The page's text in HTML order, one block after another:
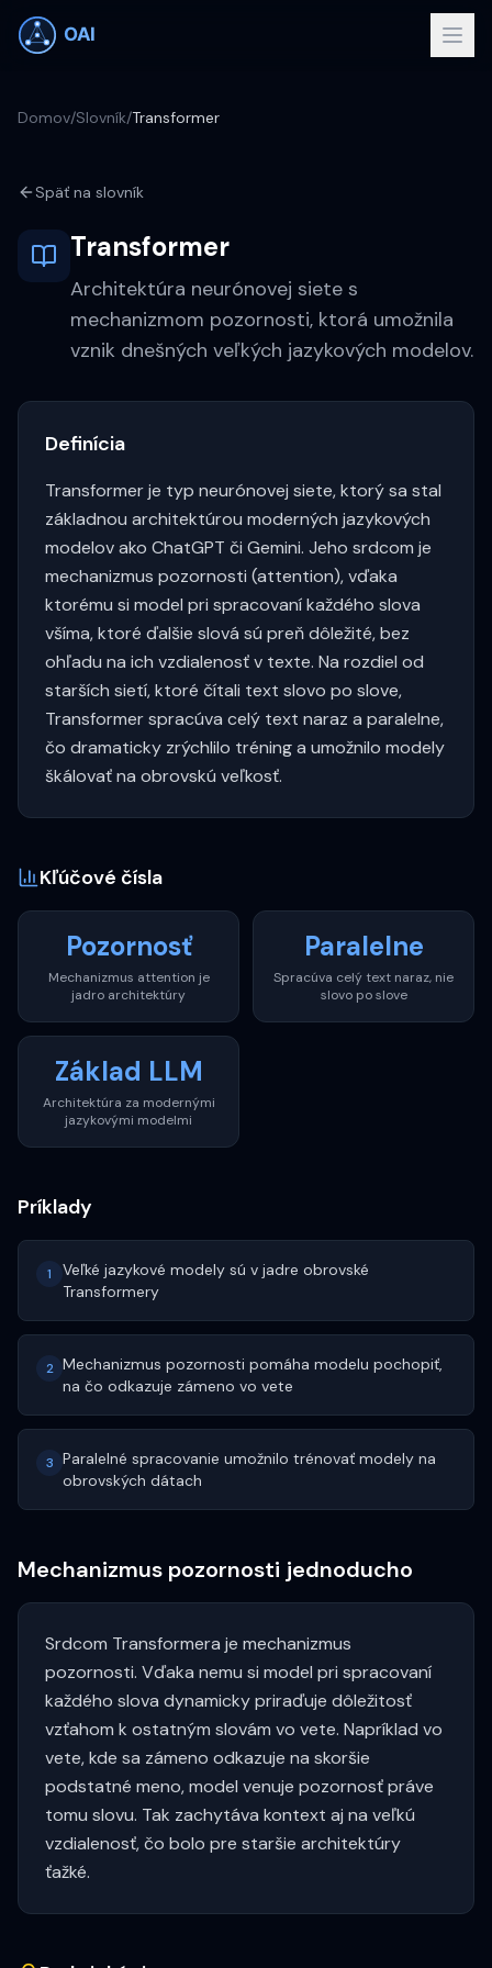
Domov/Slovník/Transformer
Späť na slovník
Transformer
Architektúra neurónovej siete s
mechanizmom pozornosti, ktorá umožnila
vznik dnešných veľkých jazykových modelov.
Definícia
Transformer je typ neurónovej siete, ktorý sa stal
základnou architektúrou moderných jazykových
modelov ako ChatGPT či Gemini. Jeho srdcom je
mechanizmus pozornosti (attention), vďaka
ktorému si model pri spracovaní každého slova
všíma, ktoré ďalšie slová sú preň dôležité, bez
ohľadu na ich vzdialenosť v texte. Na rozdiel od
starších sietí, ktoré čítali text slovo po slove,
Transformer spracúva celý text naraz a paralelne,
čo dramaticky zrýchlilo tréning a umožnilo modely
škálovať na obrovskú veľkosť.
Kľúčové čísla
Pozornosť
Mechanizmus attention je
jadro architektúry
Paralelne
Spracúva celý text naraz, nie
slovo po slove
Základ LLM
Architektúra za modernými
jazykovými modelmi
Príklady
1
Veľké jazykové modely sú v jadre obrovské
Transformery
2 Mechanizmus pozornosti pomáha modelu pochopiť,
na čo odkazuje zámeno vo vete
3 Paralelné spracovanie umožnilo trénovať modely na
obrovských dátach
Mechanizmus pozornosti jednoducho
Srdcom Transformera je mechanizmus
pozornosti. Vďaka nemu si model pri spracovaní
každého slova dynamicky priraďuje dôležitosť
vzťahom k ostatným slovám vo vete. Napríklad vo
vete, kde sa zámeno odkazuje na skoršie
podstatné meno, model venuje pozornosť práve
tomu slovu. Tak zachytáva kontext aj na veľkú
vzdialenosť, čo bolo pre staršie architektúry
ťažké.